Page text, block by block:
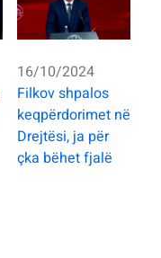
16/10/2024
Filkov shpalos
keqpërdorimet në
Drejtësi, ja për
çka bëhet fjalë